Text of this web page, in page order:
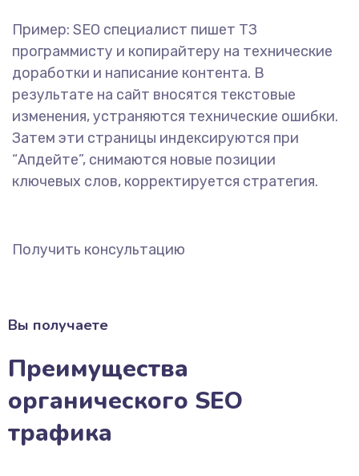
Пример: SEO специалист пишет ТЗ
программисту и копирайтеру на технические
доработки и написание контента. В
результате на сайт вносятся текстовые
изменения, устраняются технические ошибки.
Затем эти страницы индексируются при
“Апдейте”, снимаются новые позиции
ключевых слов, корректируется стратегия.
Получить консультацию
Вы получаете
Преимущества
органического SEO
трафика